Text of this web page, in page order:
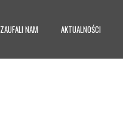
ZAUFALI NAM AKTUALNOŚCI